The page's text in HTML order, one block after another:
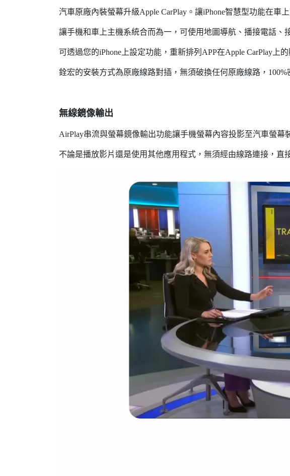
汽車原廠內裝螢幕升級Apple CarPlay。讓iPhone智慧型功能在車
讓手機和車上主機系統合而為一，可使用地圖導航、播接電話、
可透過您的iPhone上設定功能，重新排列APP在Apple CarPlay上
銓宏的安裝方式為原廠線路對插，無須破換任何原廠線路，100%
無線鏡像輸出
AirPlay串流與螢幕鏡像輸出功能讓手機螢幕內容投影至汽車螢幕
不論是播放影片還是使用其他應用程式，無須經由線路連接，直